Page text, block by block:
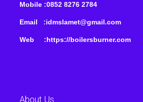
Mobile :0852 8276 2784
Email :idmslamet@gmail.com
Web :https://boilersburner.com
About Us